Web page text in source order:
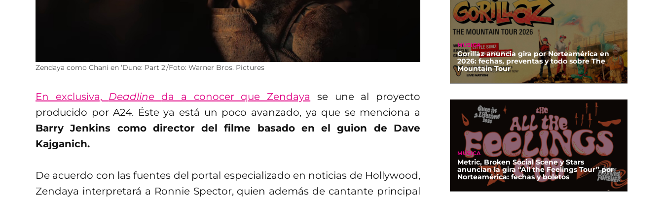
Zendaya como Chani en ‘Dune: Part 2’/Foto: Warner Bros. Pictures
En exclusiva, Deadline da a conocer que Zendaya se une al proyecto
producido por A24. Éste ya está un poco avanzado, ya que se menciona a
Barry Jenkins como director del filme basado en el guion de Dave
Kajganich.
De acuerdo con las fuentes del portal especializado en noticias de Hollywood,
Zendaya interpretará a Ronnie Spector, quien además de cantante principal
MÚSICA
Gorillaz anuncia gira por Norteamérica en
2026: fechas, preventas y todo sobre The
Mountain Tour
MÚSICA
Metric, Broken Social Scene y Stars
anuncian la gira “All the Feelings Tour” por
Norteamérica: fechas y boletos